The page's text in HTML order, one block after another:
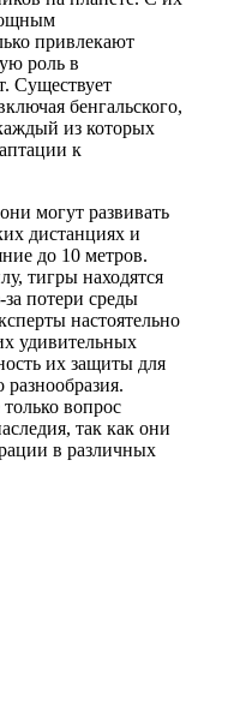
привлекают
роль в
Существует
бенгальского,
из которых
к
могут развивать
дистанциях и
до 10 метров.
тигры находятся
потери среды
настоятельно
удивительных
их защиты для
вопрос
так как они
в различных